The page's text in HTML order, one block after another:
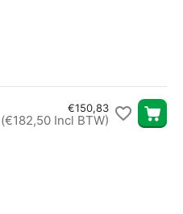
€150,83
(€182,50 Incl BTW)